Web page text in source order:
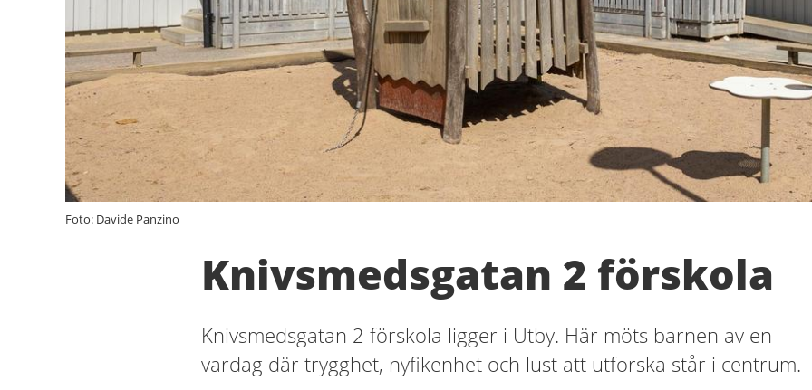
Foto: Davide Panzino
Knivsmedsgatan 2 förskola
Knivsmedsgatan 2 förskola ligger i Utby. Här möts barnen av en
vardag där trygghet, nyfikenhet och lust att utforska står i centrum.